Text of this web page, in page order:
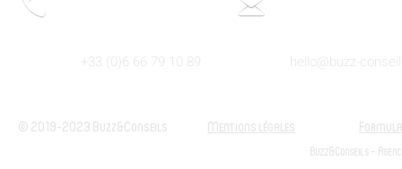
+33 (0)6 66 79 10 89 hello@buzz-
© 2019-2023 Buzz&Conseils Mentions légales
Buzz&Conseils -